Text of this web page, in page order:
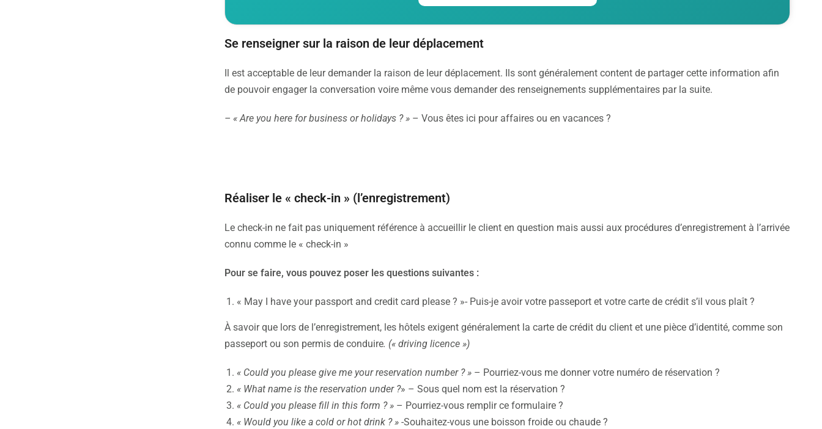
Se renseigner sur la raison de leur déplacement
Il est acceptable de leur demander la raison de leur déplacement. Ils sont généralement content de partager cette information afin
de pouvoir engager la conversation voire même vous demander des renseignements supplémentaires par la suite.
– « Are you here for business or holidays ? » – Vous êtes ici pour affaires ou en vacances ?
Réaliser le « check-in » (l’enregistrement)
Le check-in ne fait pas uniquement référence à accueillir le client en question mais aussi aux procédures d’enregistrement à l’arrivée
connu comme le « check-in »
Pour se faire, vous pouvez poser les questions suivantes :
« May I have your passport and credit card please ? »- Puis-je avoir votre passeport et votre carte de crédit s’il vous plaît ?
À savoir que lors de l’enregistrement, les hôtels exigent généralement la carte de crédit du client et une pièce d’identité, comme son
passeport ou son permis de conduire. (« driving licence »)
« Could you please give me your reservation number ? » – Pourriez-vous me donner votre numéro de réservation ?
« What name is the reservation under ?» – Sous quel nom est la réservation ?
« Could you please fill in this form ? » – Pourriez-vous remplir ce formulaire ?
« Would you like a cold or hot drink ? » -Souhaitez-vous une boisson froide ou chaude ?